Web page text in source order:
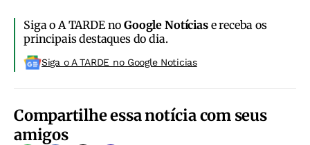
Siga o A TARDE noGoogle Notíciase receba os
principais destaques do dia.
Siga o A TARDE no Google Noticias
Compartilhe essa notícia com seus
amigos